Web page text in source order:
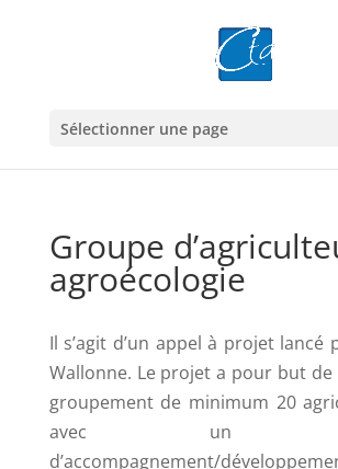
Sélectionner une page
Groupe
agroécologie
Il s’agit d’un appel à projet lancé
Wallonne. Le projet a pour but
groupement de minimum 20
avec un
d’accompagnement/